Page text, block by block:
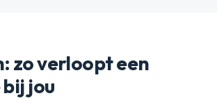
zo verloopt een
jou